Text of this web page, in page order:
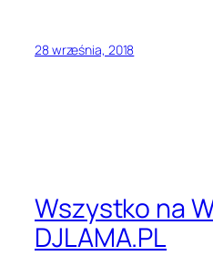
28 września, 2018
Wszystko na
DJLAMA.PL